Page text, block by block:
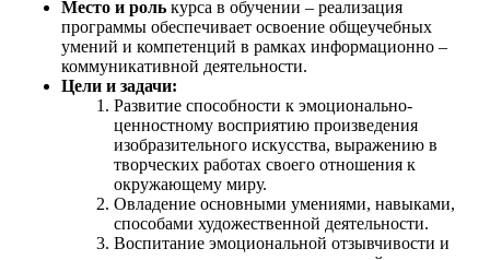
Место и роль курса в обучении – реализация
программы обеспечивает освоение общеучебных
умений и компетенций в рамках информационно –
коммуникативной деятельности.
Цели и задачи:
Развитие способности к эмоционально-
ценностному восприятию произведения
изобразительного искусства, выражению в
творческих работах своего отношения к
окружающему миру.
Овладение основными умениями, навыками,
способами художественной деятельности.
Воспитание эмоциональной отзывчивости и